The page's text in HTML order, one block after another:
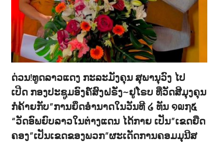
ດ່ວນ!ທູດລາວແດງ ກະລະມັງຄຸນ ສຸພານຸວົງ ໄປ
ເປີດ ກອງປະຊູມອົງຄ໌ສົງຝຣັ່ງ~ຢູໂຣບ ທີ່ວັດສີມຸງຄຸນ
ກໍຄ້າຍກັບ”ການຍຶດອຳນາດໃນວັນທີ ໒ ທັນ ໑໙໗໕
“ວັດອົພຍົບລາວໃນຕ່າງແດນ ໄດ້ກາຍ ເປັນ”ເຂດຍືດ
ຄອງ”ເປັນເຂດຂອງພວກ”ຜະເດັດການຄອມມຸນີສ